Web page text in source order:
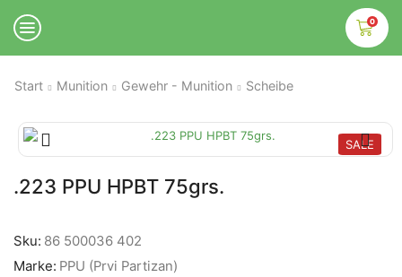
0
Start Munition Gewehr - Munition Scheibe
SALE
.223 PPU HPBT 75grs.
Sku: 86 500036 402
Marke: PPU (Prvi Partizan)